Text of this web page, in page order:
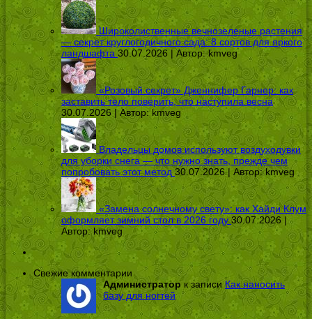
Широколиственные вечнозеленые растения
— секрет круглогодичного сада: 8 сортов для яркого
ландшафта 30.07.2026 | Автор:kmveg
«Розовый секрет» Дженнифер Гарнер: как
заставить тело поверить, что наступила весна
30.07.2026 | Автор:kmveg
Владельцы домов используют воздуходувки
для уборки снега — что нужно знать, прежде чем
попробовать этот метод 30.07.2026 | Автор:kmveg
«Замена солнечному свету»: как Хайди Клум
оформляет зимний стол в 2026 году 30.07.2026 |
Автор:kmveg
Свежие комментарии
Администраторк записи Как наносить
базу для ногтей